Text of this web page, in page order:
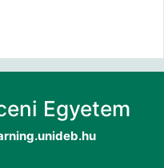
Egyetem